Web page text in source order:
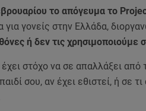
το απόγευμα το
γονείς στην Ελλάδα,
ή δεν τις χρησιμοποιούμε
στόχο να σε απαλλάξει από
σου, αν έχει εθιστεί, ή σε